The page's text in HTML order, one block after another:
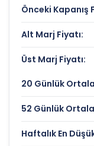
Son 1 Yılın Zirvesi:
Son 1 Yılın Dibi:
Önceki Kapanış
Alt Marj Fiyatı:
Üst Marj Fiyatı:
20 Günlük
52 Günlük
Haftalık En